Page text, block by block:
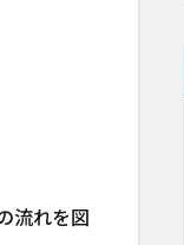
流れを図